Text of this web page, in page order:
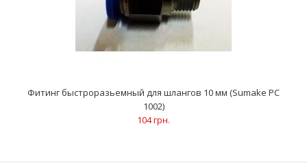
диам..
Фитинг быстроразьемный для шлангов 10 мм (Sumake PC
1002)
104 грн.